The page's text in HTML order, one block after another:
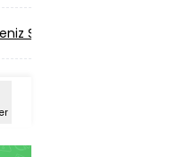
Salata Sosu besin değeri